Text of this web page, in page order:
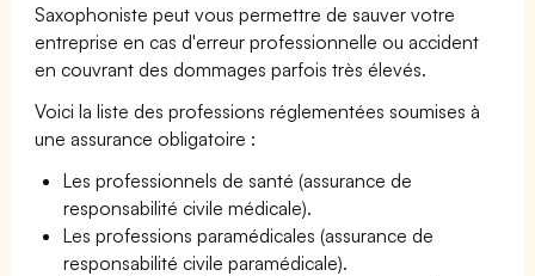
Saxophoniste peut vous permettre de sauver votre
entreprise en cas d'erreur professionnelle ou accident
en couvrant des dommages parfois très élevés.
Voici la liste des professions réglementées soumises à
une assurance obligatoire :
Les professionnels de santé (assurance de
responsabilité civile médicale).
Les professions paramédicales (assurance de
responsabilité civile paramédicale).